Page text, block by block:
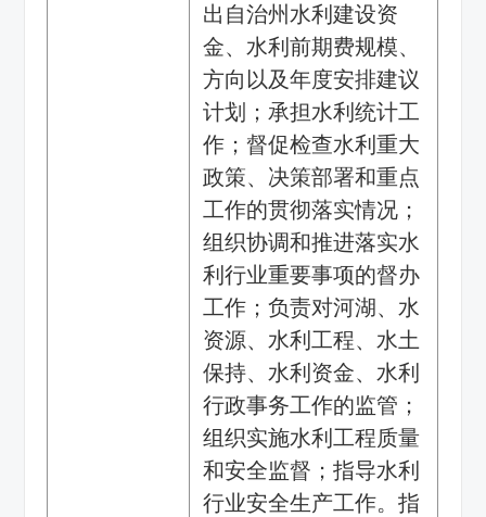
出自治州水利建设资
金、水利前期费规模、
方向以及年度安排建议
计划；承担水利统计工
作；督促检查水利重大
政策、决策部署和重点
工作的贯彻落实情况；
组织协调和推进落实水
利行业重要事项的督办
工作；负责对河湖、水
资源、水利工程、水土
保持、水利资金、水利
行政事务工作的监管；
组织实施水利工程质量
和安全监督；指导水利
行业安全生产工作。指